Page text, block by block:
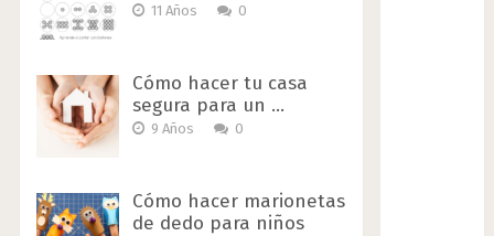
11 Años 0
Cómo hacer tu casa
segura para un …
9 Años 0
Cómo hacer marionetas
de dedo para niños